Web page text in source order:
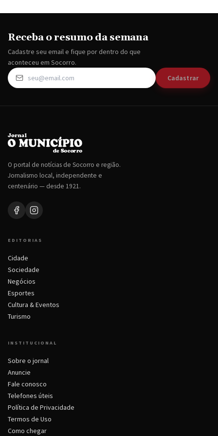
Receba o resumo da semana
Cadastre seu email e fique por dentro do que
aconteceu em Socorro.
Cadastrar
O portal de notícias de Socorro e região.
Jornalismo local, independente e
centenário — desde 1921.
EDITORIAS
Cidade
Sociedade
Negócios
Esportes
Cultura & Eventos
Turismo
INSTITUCIONAL
Sobre o jornal
Anuncie
Fale conosco
Telefones úteis
Política de Privacidade
Termos de Uso
Como chegar